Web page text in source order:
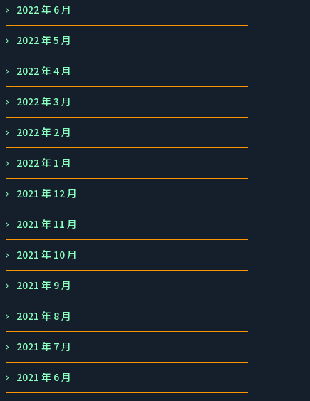
2022 年 6 月
2022 年 5 月
2022 年 4 月
2022 年 3 月
2022 年 2 月
2022 年 1 月
2021 年 12 月
2021 年 11 月
2021 年 10 月
2021 年 9 月
2021 年 8 月
2021 年 7 月
2021 年 6 月